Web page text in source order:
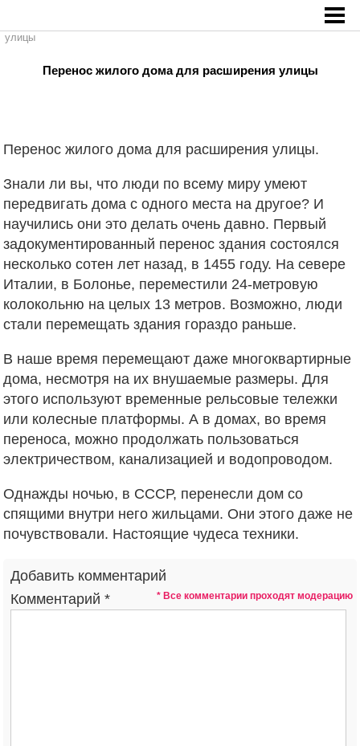
Перенос жилого дома для расширения
улицы
Перенос жилого дома для расширения улицы
Перенос жилого дома для расширения улицы.
Знали ли вы, что люди по всему миру умеют
передвигать дома с одного места на другое? И
научились они это делать очень давно. Первый
задокументированный перенос здания состоялся
несколько сотен лет назад, в 1455 году. На севере
Италии, в Болонье, переместили 24-метровую
колокольню на целых 13 метров. Возможно, люди
стали перемещать здания гораздо раньше.
В наше время перемещают даже многоквартирные
дома, несмотря на их внушаемые размеры. Для
этого используют временные рельсовые тележки
или колесные платформы. А в домах, во время
переноса, можно продолжать пользоваться
электричеством, канализацией и водопроводом.
Однажды ночью, в СССР, перенесли дом со
спящими внутри него жильцами. Они этого даже не
почувствовали. Настоящие чудеса техники.
Добавить комментарий
* Все комментарии проходят модерацию
Комментарий*